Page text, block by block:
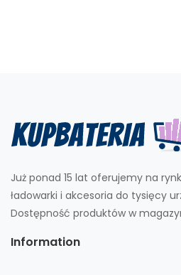
Już ponad 15 lat oferujemy na
ładowarki i akcesoria do tysięcy
Dostępność produktów w
Information